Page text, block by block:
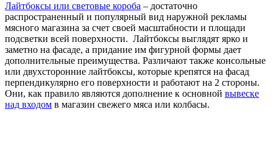
Лайтбоксы или световые короба – достаточно
распространенный и популярный вид наружной рекламы
мясного магазина за счет своей масштабности и площади
подсветки всей поверхности. Лайтбоксы выглядят ярко и
заметно на фасаде, а придание им фигурной формы дает
дополнительные преимущества. Различают также консольные
или двухсторонние лайтбоксы, которые крепятся на фасад
перпендикулярно его поверхности и работают на 2 стороны.
Они, как правило являются дополнение к основной вывеске
над входом в магазин свежего мяса или колбасы.